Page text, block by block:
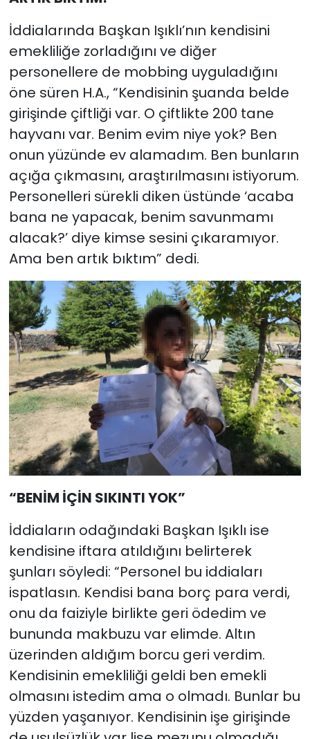
İddialarında Başkan Işıklı’nın kendisini
emekliliğe zorladığını ve diğer
personellere de mobbing uyguladığını
öne süren H.A., “Kendisinin şuanda belde
girişinde çiftliği var. O çiftlikte 200 tane
hayvanı var. Benim evim niye yok? Ben
onun yüzünde ev alamadım. Ben bunların
açığa çıkmasını, araştırılmasını istiyorum.
Personelleri sürekli diken üstünde ‘acaba
bana ne yapacak, benim savunmamı
alacak?’ diye kimse sesini çıkaramıyor.
Ama ben artık bıktım” dedi.
“BENİM İÇİN SIKINTI YOK”
İddiaların odağındaki Başkan Işıklı ise
kendisine iftara atıldığını belirterek
şunları söyledi: “Personel bu iddiaları
ispatlasın. Kendisi bana borç para verdi,
onu da faiziyle birlikte geri ödedim ve
bununda makbuzu var elimde. Altın
üzerinden aldığım borcu geri verdim.
Kendisinin emekliliği geldi ben emekli
olmasını istedim ama o olmadı. Bunlar bu
yüzden yaşanıyor. Kendisinin işe girişinde